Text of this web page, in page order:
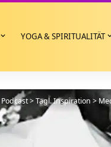
YOGA & SPIRITUALITÄT
Podcast>Tägl. Inspiration >